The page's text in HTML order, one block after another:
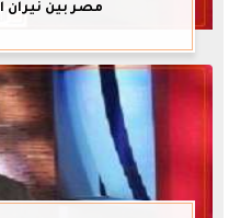
مصر بين نيران